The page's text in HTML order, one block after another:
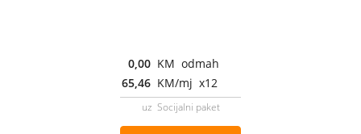
0,00 KM odmah
65,46 KM/mj x12
uz Socijalni paket